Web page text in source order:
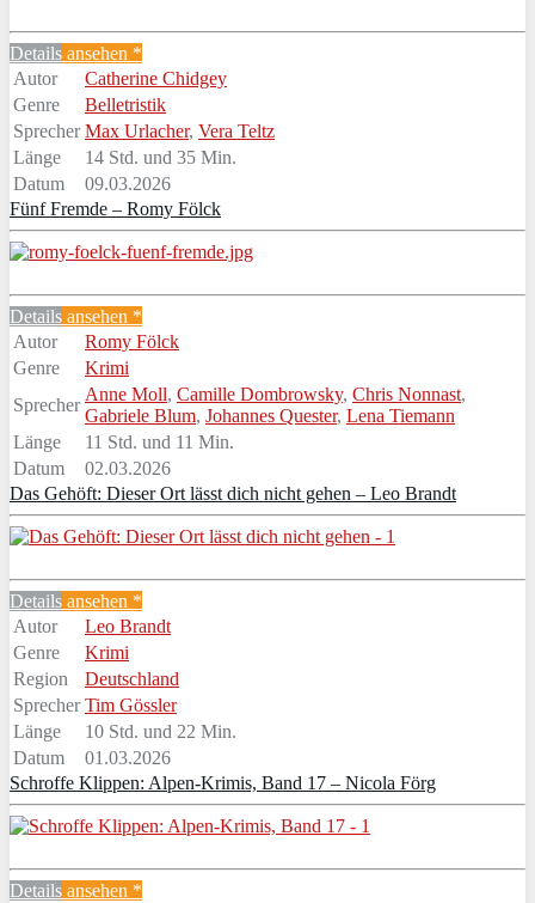
Details ansehen *
Autor
Catherine Chidgey
Genre
Belletristik
Sprecher Max Urlacher, Vera Teltz
Länge
14 Std. und 35 Min.
Datum
09.03.2026
Fünf Fremde – Romy Fölck
Details ansehen *
Autor
Romy Fölck
Genre
Krimi
Sprecher
Anne Moll, Camille Dombrowsky, Chris Nonnast,
Gabriele Blum, Johannes Quester, Lena Tiemann
Länge
11 Std. und 11 Min.
Datum
02.03.2026
Das Gehöft: Dieser Ort lässt dich nicht gehen – Leo Brandt
Details ansehen *
Autor
Leo Brandt
Genre
Krimi
Region
Deutschland
Sprecher Tim Gössler
Länge
10 Std. und 22 Min.
Datum
01.03.2026
Schroffe Klippen: Alpen-Krimis, Band 17 – Nicola Förg
Details ansehen *